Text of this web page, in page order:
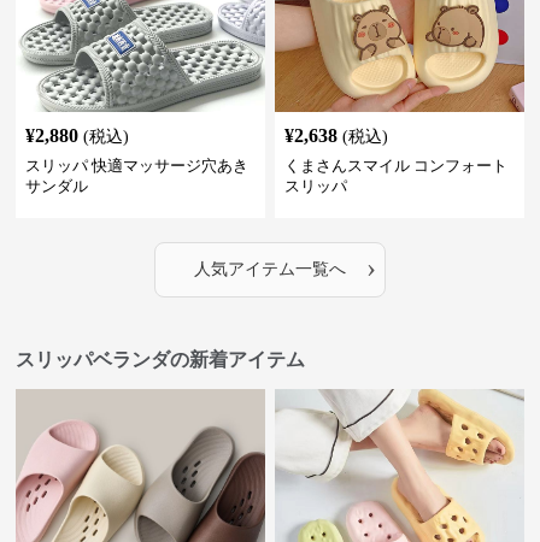
¥2,880 (税込)
スリッパ 快適マッサージ穴あき
サンダル
¥2,638 (税込)
くまさんスマイル コンフォート
スリッパ
人気アイテム一覧へ ›
スリッパベランダの新着アイテム